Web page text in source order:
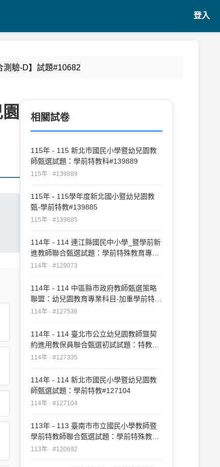
登入
測驗-D】試題#10682
相關試卷
115年 - 115 新北市國民小學暨幼兒園教
師甄選試題：學前特教科#139889
115年 · #139889
115年 - 115學年度新北國小暨幼兒園教
甄-學前特教#139885
115年 · #139885
114年 - 114 連江縣國民中小學_暨學前新
進教師聯合甄選試題：學前特殊教育專業
知能#129073
114年 · #129073
114年 - 114 中區縣市政府教師甄選策略
聯盟：幼兒園教育專業科目-加重學前特殊
教育比重#127536
114年 · #127536
114年 - 114 臺北市公立幼兒園教師曁契
約進用教保員聯合甄選初試試題：特教專
業知能#127335
114年 · #127335
114年 - 114 新北市國民小學暨幼兒園教
師甄選試題：學前特教#127104
114年 · #127104
113年 - 113 臺南市市立國民小學教師暨
學前特教師聯合甄選試題：學前特殊教育
專業科目#120692
113年 · #120692